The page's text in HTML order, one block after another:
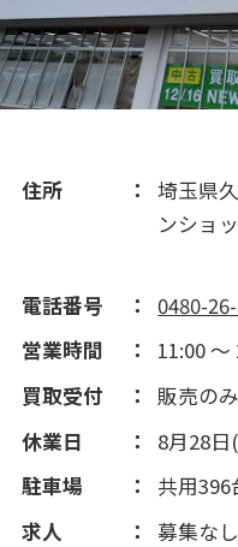
2014(43)
2013(18)
住所
埼玉県
ンショ
電話番号
0480-
営業時間
11:00 ～
買取受付
販売のみ
休業日
8月28日
駐車場
共用396
求人
募集なし